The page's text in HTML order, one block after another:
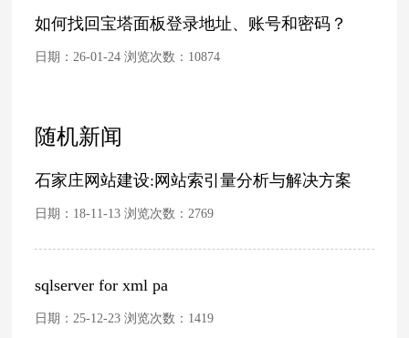
如何找回宝塔面板登录地址、账号和密码？
日期：26-01-24 浏览次数： 10874
随机新闻
石家庄网站建设:网站索引量分析与解决方案
日期：18-11-13 浏览次数： 2769
sqlserver for xml pa
日期：25-12-23 浏览次数： 1419